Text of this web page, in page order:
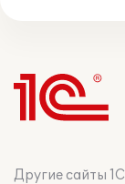
Другие сайты 1С